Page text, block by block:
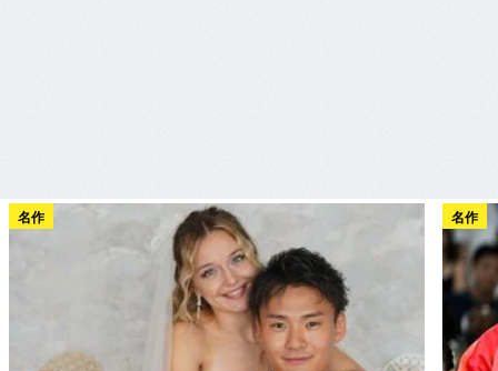
名作 名作